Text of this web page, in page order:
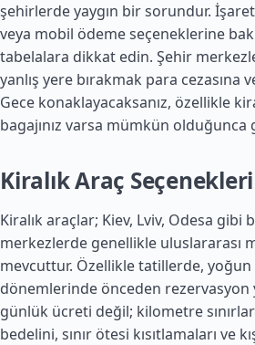
şehirlerde yaygın bir sorundur.
veya mobil ödeme seçeneklerine
tabelalara dikkat edin. Şehir
yanlış yere bırakmak para cezasına
Gece konaklayacaksanız, özellikle
bagajınız varsa mümkün
Kiralık Araç
Kiralık araçlar; Kiev, Lviv, Odesa
merkezlerde genellikle uluslararası
mevcuttur. Özellikle tatillerde,
dönemlerinde önceden rezervasyon
günlük ücreti değil; kilometre
bedelini, sınır ötesi kısıtlamaları ve